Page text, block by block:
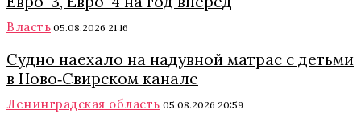
Власть 05.08.2026 21:16
Судно наехало на надувной матрас с детьми
в Ново‑Свирском канале
Ленинградская область 05.08.2026 20:59